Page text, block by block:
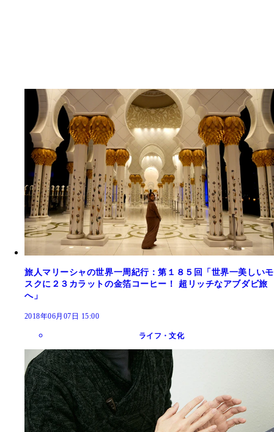
旅人マリーシャの世界一周紀行：第１８５回「世界一美しいモ
スクに２３カラットの金箔コーヒー！ 超リッチなアブダビ旅
へ」
2018年06月07日 15:00
ライフ・文化